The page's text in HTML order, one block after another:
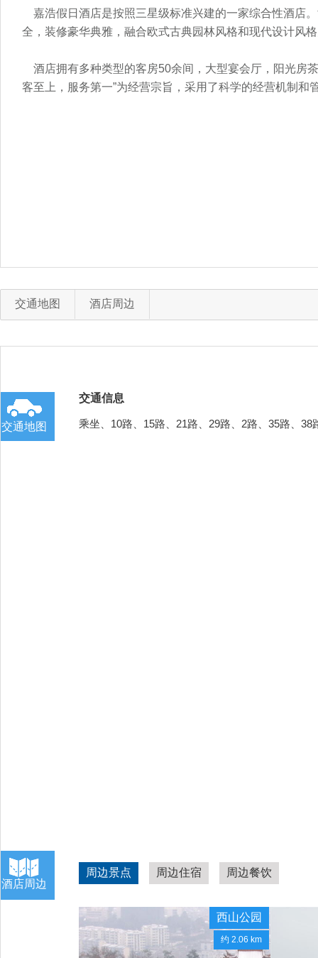
嘉浩假日酒店是按照三星级标准兴建的一家综合性酒店
全，装修豪华典雅，融合欧式古典园林风格和现代设计风
酒店拥有多种类型的客房50余间，大型宴会厅，阳光房
客至上，服务第一”为经营宗旨，采用了科学的经营机制
交通地图 酒店周边
交通地图
交通信息
乘坐、10路、15路、21路、29路、2路、35路、
酒店周边
周边景点 周边住宿 周边餐饮
西山公园
约 2.06 km